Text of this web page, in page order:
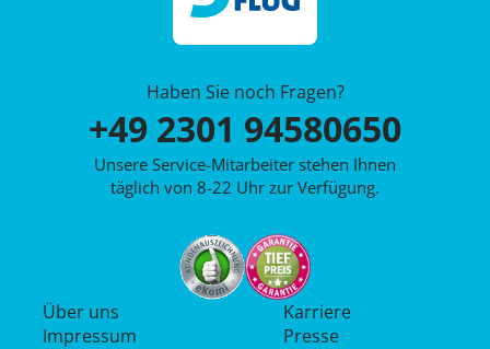
Haben Sie noch Fragen?
+49 2301 94580650
Unsere Service-Mitarbeiter stehen Ihnen
täglich von 8-22 Uhr zur Verfügung.
Über uns
Impressum
Karriere
Presse